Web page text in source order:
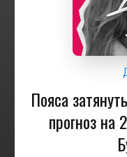
Пояса
прогноз на